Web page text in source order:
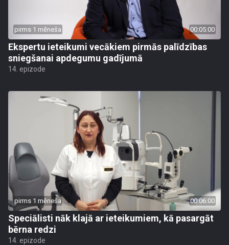
pirms 1 mēneša 00:05:00
Ekspertu ieteikumi vecākiem pirmās palīdzības
sniegšanai apdegumu gadījumā
14. epizode
pirms 1 mēneša 00:06:00
Speciālisti nāk klajā ar ieteikumiem, kā pasargāt
bērna redzi
14. epizode